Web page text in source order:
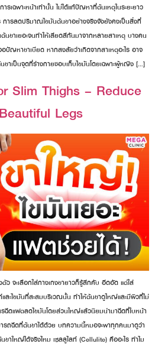
รเฉพาะหน้าเท่านั้น ไม่ได้แก้ปัญหาที่ต้นเหตุในระยะยาว
การลดปริมาณไขมันต้นขาอย่างจริงจังยังคงเป็นสิ่งที่
นขาเยอะจนทำให้เสียดสีกันมาจากหลายสาเหตุ บางคน
ปัญหาขาเบียด หากสงสัยว่าเกิดจากสาเหตุอะไร อาจ
ขาเป็นจุดที่ร่างกายชอบเก็บไขมันโดยเฉพาะผู้หญิง […]
Slim Thighs – Reduce
Legs
ว จะเลือกใส่กางเกงขายาวก็รู้สึกคับ อึดอัด แต่ใส่
และไขมันที่สะสมบริเวณนั้น ทำให้ต้นขาดูใหญ่และมีผิวที่ไม่
ฉีดแฟตลดไขมันโดยส่วนใหญ่แล้วนิยมนำมาฉีดที่ใบหน้า
รถฉีดที่ต้นขาได้ด้วย บทความนี้หมอจะพาทุกคนมาดูว่า
ขาใหญ่ได้จริงไหม เซลลูไลท์ (Cellulite) คืออะไร ทำไม